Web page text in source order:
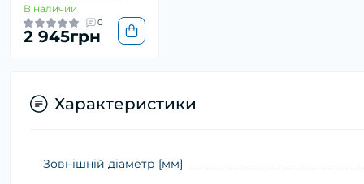
В наличии
0
2 945грн
Характеристики
Зовнішній діаметр [мм]